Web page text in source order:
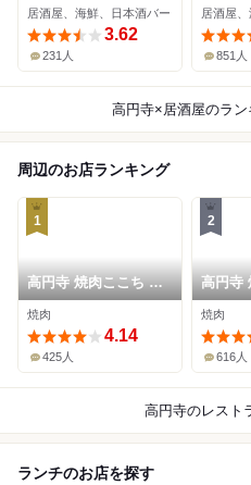
居酒屋、海鮮、日本酒バー
3.62
231人
居酒屋
851人
高円寺×居酒屋のラン
周辺のお店ランキング
1
高円寺 焼肉ここち 本
店
焼肉
4.14
425人
2
高円寺
場店
焼肉
616人
高円寺のレスト
ランチのお店を探す